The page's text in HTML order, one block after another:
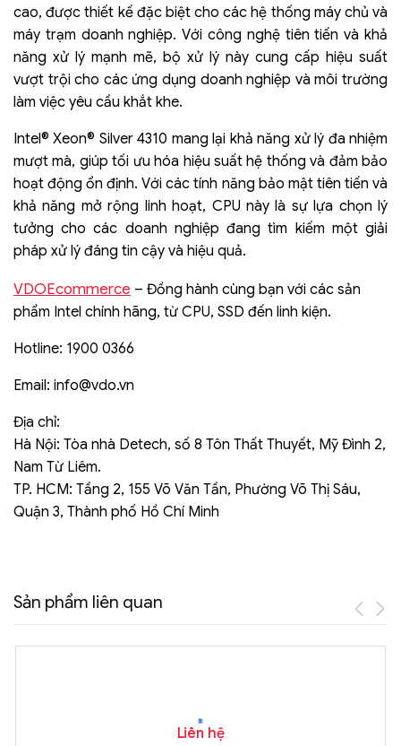
cao, được thiết kế đặc biệt cho các hệ thống máy chủ và
máy trạm doanh nghiệp. Với công nghệ tiên tiến và khả
năng xử lý mạnh mẽ, bộ xử lý này cung cấp hiệu suất
vượt trội cho các ứng dụng doanh nghiệp và môi trường
làm việc yêu cầu khắt khe.
Intel® Xeon® Silver 4310 mang lại khả năng xử lý đa nhiệm
mượt mà, giúp tối ưu hóa hiệu suất hệ thống và đảm bảo
hoạt động ổn định. Với các tính năng bảo mật tiên tiến và
khả năng mở rộng linh hoạt, CPU này là sự lựa chọn lý
tưởng cho các doanh nghiệp đang tìm kiếm một giải
pháp xử lý đáng tin cậy và hiệu quả.
VDOEcommerce – Đồng hành cùng bạn với các sản
phẩm Intel chính hãng, từ CPU, SSD đến linh kiện.
Hotline: 1900 0366
Email: info@vdo.vn
Địa chỉ:
Hà Nội: Tòa nhà Detech, số 8 Tôn Thất Thuyết, Mỹ Đình 2,
Nam Từ Liêm.
TP. HCM: Tầng 2, 155 Võ Văn Tần, Phường Võ Thị Sáu,
Quận 3, Thành phố Hồ Chí Minh
Sản phẩm liên quan
Liên hệ